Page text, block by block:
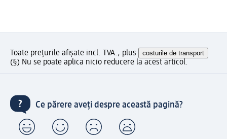
Toate prețurile afișate incl. TVA., plus costurile de transport
(§) Nu se poate aplica nicio reducere la acest articol.
Ce părere aveți despre această pagină?